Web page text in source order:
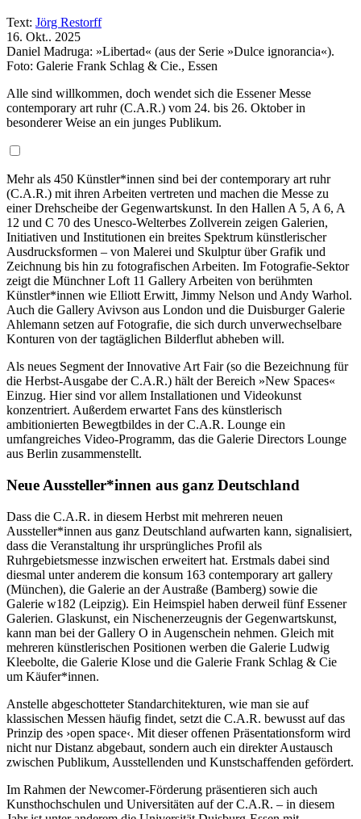
Text: Jörg Restorff
16. Okt.. 2025
Daniel Madruga: »Libertad« (aus der Serie »Dulce ignorancia«).
Foto: Galerie Frank Schlag & Cie., Essen
Alle sind willkommen, doch wendet sich die Essener Messe
contemporary art ruhr (C.A.R.) vom 24. bis 26. Oktober in
besonderer Weise an ein junges Publikum.
Mehr als 450 Künstler*innen sind bei der contemporary art ruhr
(C.A.R.) mit ihren Arbeiten vertreten und machen die Messe zu
einer Drehscheibe der Gegenwartskunst. In den Hallen A 5, A 6, A
12 und C 70 des Unesco-Welterbes Zollverein zeigen Galerien,
Initiativen und Institutionen ein breites Spektrum künstlerischer
Ausdrucksformen – von Malerei und Skulptur über Grafik und
Zeichnung bis hin zu fotografischen Arbeiten. Im Fotografie-Sektor
zeigt die Münchner Loft 11 Gallery Arbeiten von berühmten
Künstler*innen wie Elliott Erwitt, Jimmy Nelson und Andy Warhol.
Auch die Gallery Avivson aus London und die Duisburger Galerie
Ahlemann setzen auf Fotografie, die sich durch unverwechselbare
Konturen von der tagtäglichen Bilderflut abheben will.
Als neues Segment der Innovative Art Fair (so die Bezeichnung für
die Herbst-Ausgabe der C.A.R.) hält der Bereich »New Spaces«
Einzug. Hier sind vor allem Installationen und Videokunst
konzentriert. Außerdem erwartet Fans des künstlerisch
ambitionierten Bewegtbildes in der C.A.R. Lounge ein
umfangreiches Video-Programm, das die Galerie Directors Lounge
aus Berlin zusammenstellt.
Neue Aussteller*innen aus ganz Deutschland
Dass die C.A.R. in diesem Herbst mit mehreren neuen
Aussteller*innen aus ganz Deutschland aufwarten kann, signalisiert,
dass die Veranstaltung ihr ursprüngliches Profil als
Ruhrgebietsmesse inzwischen erweitert hat. Erstmals dabei sind
diesmal unter anderem die konsum 163 contemporary art gallery
(München), die Galerie an der Austraße (Bamberg) sowie die
Galerie w182 (Leipzig). Ein Heimspiel haben derweil fünf Essener
Galerien. Glaskunst, ein Nischenerzeugnis der Gegenwartskunst,
kann man bei der Gallery O in Augenschein nehmen. Gleich mit
mehreren künstlerischen Positionen werben die Galerie Ludwig
Kleebolte, die Galerie Klose und die Galerie Frank Schlag & Cie
um Käufer*innen.
Anstelle abgeschotteter Standarchitekturen, wie man sie auf
klassischen Messen häufig findet, setzt die C.A.R. bewusst auf das
Prinzip des ›open space‹. Mit dieser offenen Präsentationsform wird
nicht nur Distanz abgebaut, sondern auch ein direkter Austausch
zwischen Publikum, Ausstellenden und Kunstschaffenden gefördert.
Im Rahmen der Newcomer-Förderung präsentieren sich auch
Kunsthochschulen und Universitäten auf der C.A.R. – in diesem